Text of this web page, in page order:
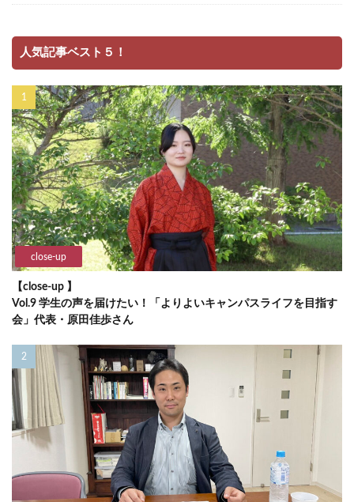
人気記事ベスト５！
close-up
【close-up 】
Vol.9 学生の声を届けたい！「よりよいキャンパスライフを目指す
会」代表・原田佳歩さん